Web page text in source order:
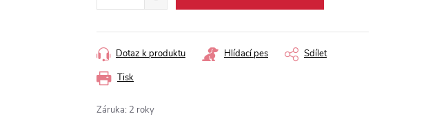
Tisk
Dotaz k produktu Hlídací pes Sdílet
Záruka: 2 roky